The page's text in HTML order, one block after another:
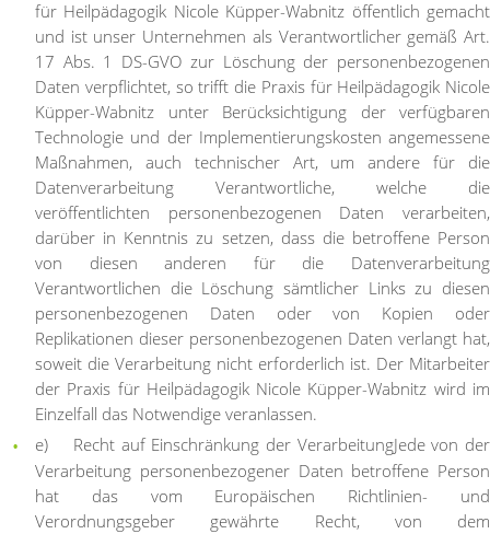
für Heilpädagogik Nicole Küpper-Wabnitz öffentlich gemacht
und ist unser Unternehmen als Verantwortlicher gemäß Art.
17 Abs. 1 DS-GVO zur Löschung der personenbezogenen
Daten verpflichtet, so trifft die Praxis für Heilpädagogik Nicole
Küpper-Wabnitz unter Berücksichtigung der verfügbaren
Technologie und der Implementierungskosten angemessene
Maßnahmen, auch technischer Art, um andere für die
Datenverarbeitung Verantwortliche, welche die
veröffentlichten personenbezogenen Daten verarbeiten,
darüber in Kenntnis zu setzen, dass die betroffene Person
von diesen anderen für die Datenverarbeitung
Verantwortlichen die Löschung sämtlicher Links zu diesen
personenbezogenen Daten oder von Kopien oder
Replikationen dieser personenbezogenen Daten verlangt hat,
soweit die Verarbeitung nicht erforderlich ist. Der Mitarbeiter
der Praxis für Heilpädagogik Nicole Küpper-Wabnitz wird im
Einzelfall das Notwendige veranlassen.
e) Recht auf Einschränkung der VerarbeitungJede von der
Verarbeitung personenbezogener Daten betroffene Person
hat das vom Europäischen Richtlinien- und
Verordnungsgeber gewährte Recht, von dem